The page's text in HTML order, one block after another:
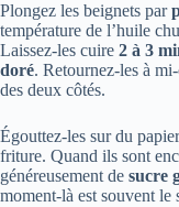
Plongez les beignets par
température de l’huile
Laissez-les cuire 2 à 3
doré. Retournez-les à
des deux côtés.
Égouttez-les sur du
friture. Quand ils sont
généreusement de sucre
moment-là est souvent le